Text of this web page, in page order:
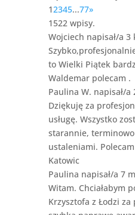
12345...77»
1522 wpisy.
Wojciech napisał/a
to Wielki Piątek
Waldemar polecam .
Paulina W. napisał/a
Dziękuję za
usługę. Wszystko
starannie,
ustaleniami.
Katowic
Paulina napisał/a 7
Witam. Chciałabym
Krzysztofa z Łodzi